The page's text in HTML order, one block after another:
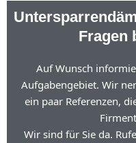
Fragen
Auf Wunsch
Aufgabengebiet. Wir
ein paar Referenzen,
Wir sind für Sie da.